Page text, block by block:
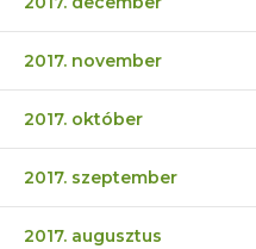
2017. november
2017. október
2017. szeptember
2017. augusztus